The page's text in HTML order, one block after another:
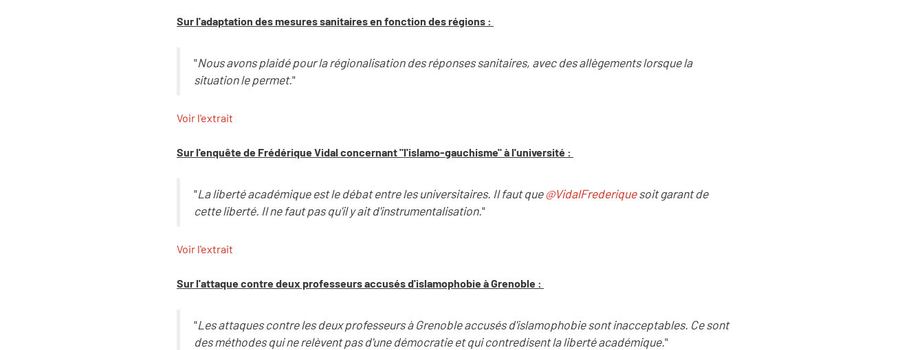
Sur l'adaptation des mesures sanitaires en fonction des régions :
"Nous avons plaidé pour la régionalisation des réponses sanitaires, avec des allègements lorsque la
situation le permet."
Voir l'extrait
Sur l'enquête de Frédérique Vidal concernant "l'islamo-gauchisme" à l'université :
"La liberté académique est le débat entre les universitaires. Il faut que@VidalFrederiquesoit garant de
cette liberté. Il ne faut pas qu'il y ait d'instrumentalisation."
Voir l'extrait
Sur l'attaque contre deux professeurs accusés d'islamophobie à Grenoble :
"Les attaques contre les deux professeurs à Grenoble accusés d'islamophobie sont inacceptables. Ce sont
des méthodes qui ne relèvent pas d'une démocratie et qui contredisent la liberté académique."